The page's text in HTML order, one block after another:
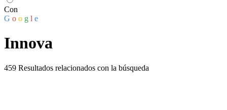
Con
G o o g l e
Innova
459 Resultados relacionados con la búsqueda